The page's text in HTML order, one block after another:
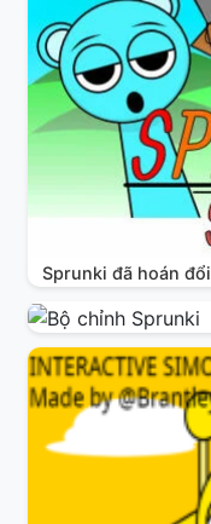
Sprunki đã hoán đổi